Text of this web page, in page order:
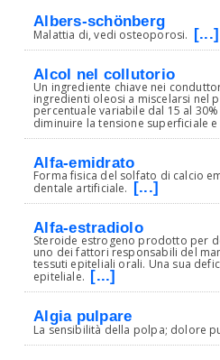
Albers-schönberg
Malattia di, vedi osteoporosi. [...]
Alcol nel collutorio
Un ingrediente chiave nei
ingredienti oleosi a miscelarsi nel
percentuale variabile dal 15 al
diminuire la tensione superficiale e
Alfa-emidrato
Forma fisica del solfato di calcio
dentale artificiale. [...]
Alfa-estradiolo
Steroide estrogeno prodotto per
uno dei fattori responsabili del
tessuti epiteliali orali. Una sua
epiteliale. [...]
Algia pulpare
La sensibilità della polpa; dolore